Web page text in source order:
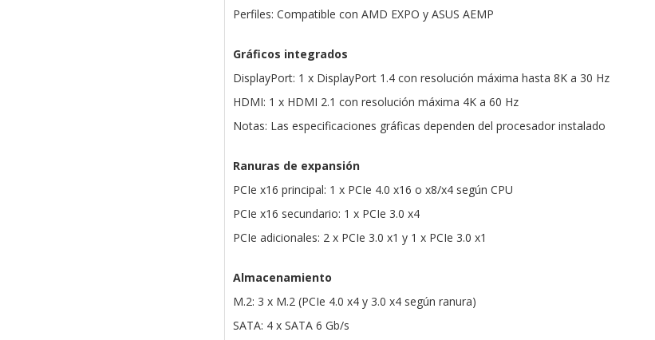
Perfiles: Compatible con AMD EXPO y ASUS AEMP
Gráficos integrados
DisplayPort: 1 x DisplayPort 1.4 con resolución máxima hasta 8K a 30 Hz
HDMI: 1 x HDMI 2.1 con resolución máxima 4K a 60 Hz
Notas: Las especificaciones gráficas dependen del procesador instalado
Ranuras de expansión
PCIe x16 principal: 1 x PCIe 4.0 x16 o x8/x4 según CPU
PCIe x16 secundario: 1 x PCIe 3.0 x4
PCIe adicionales: 2 x PCIe 3.0 x1 y 1 x PCIe 3.0 x1
Almacenamiento
M.2: 3 x M.2 (PCIe 4.0 x4 y 3.0 x4 según ranura)
SATA: 4 x SATA 6 Gb/s